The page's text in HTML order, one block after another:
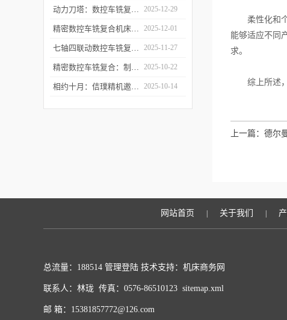
动力刀塔：数控车铣复合机床的“心脏”如何实现车铣一体化？ 2025-12-29
精密数控车铣复合机床的“五轴联动”技术探秘 2025-12-01
七轴四联动数控车铣复合机床：复杂零件一体化加工解决方案 2025-11-27
精密数控车铣复合：制造业升级的“核心引擎” 2025-10-22
相约十月：佶璞精机邀您共赴CMES 2025 共启机床改革新征程 2025-10-14
柔性化和个
能够适应不同
求。
综上所述，
上一篇： 德尔
网站首页 关于我们
总流量：188514 管理登陆 技术支持： 机床商务网
联系人：林珑 传真：0576-86510123 sitemap.xml
邮 箱：15381857772@126.com